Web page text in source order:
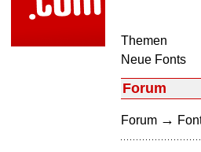
Themen
Neue Fonts
Forum
Forum →